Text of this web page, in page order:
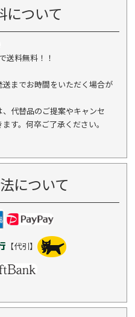
について
送料無料！！
までお時間をいただく場合が
代替品のご提案やキャンセ
す。何卒ご了承ください。
について
【代引】